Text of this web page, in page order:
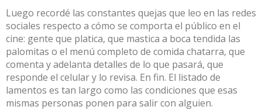
Luego recordé las constantes quejas que leo en las redes
sociales respecto a cómo se comporta el público en el
cine: gente que platica, que mastica a boca tendida las
palomitas o el menú completo de comida chatarra, que
comenta y adelanta detalles de lo que pasará, que
responde el celular y lo revisa. En fin. El listado de
lamentos es tan largo como las condiciones que esas
mismas personas ponen para salir con alguien.